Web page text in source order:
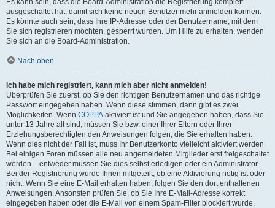
Es kann sein, dass die Board-Administration die Registrierung komplett
ausgeschaltet hat, damit sich keine neuen Benutzer mehr anmelden können.
Es könnte auch sein, dass Ihre IP-Adresse oder der Benutzername, mit dem
Sie sich registrieren möchten, gesperrt wurden. Um Hilfe zu erhalten, wenden
Sie sich an die Board-Administration.
Nach oben
Ich habe mich registriert, kann mich aber nicht anmelden!
Überprüfen Sie zuerst, ob Sie den richtigen Benutzernamen und das richtige
Passwort eingegeben haben. Wenn diese stimmen, dann gibt es zwei
Möglichkeiten. Wenn COPPA aktiviert ist und Sie angegeben haben, dass Sie
unter 13 Jahre alt sind, müssen Sie bzw. einer Ihrer Eltern oder Ihrer
Erziehungsberechtigten den Anweisungen folgen, die Sie erhalten haben.
Wenn dies nicht der Fall ist, muss Ihr Benutzerkonto vielleicht aktiviert werden.
Bei einigen Foren müssen alle neu angemeldeten Mitglieder erst freigeschaltet
werden – entweder müssen Sie dies selbst erledigen oder ein Administrator.
Bei der Registrierung wurde Ihnen mitgeteilt, ob eine Aktivierung nötig ist oder
nicht. Wenn Sie eine E-Mail erhalten haben, folgen Sie den dort enthaltenen
Anweisungen. Ansonsten prüfen Sie, ob Sie Ihre E-Mail-Adresse korrekt
eingegeben haben oder die E-Mail von einem Spam-Filter blockiert wurde.